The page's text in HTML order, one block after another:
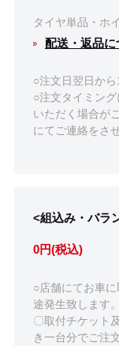
タイヤ単品・ホ
配送・返品
○注文日翌日から
○注文タイミン
いただく場合が
にてご連絡をさ
<組込み・バラ
0円(税込)
○店舗にてお車
途発生致します。
〇取付チケット
き一台分でご注